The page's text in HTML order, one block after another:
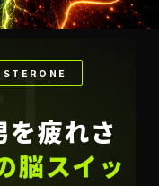
を疲れさ
脳スイッ